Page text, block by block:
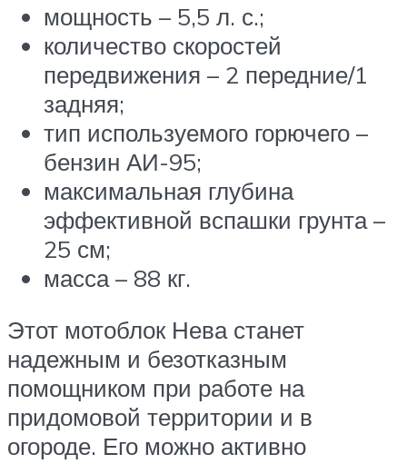
мощность – 5,5 л. с.;
количество скоростей
передвижения – 2 передние/1
задняя;
тип используемого горючего –
бензин АИ-95;
максимальная глубина
эффективной вспашки грунта –
25 см;
масса – 88 кг.
Этот мотоблок Нева станет
надежным и безотказным
помощником при работе на
придомовой территории и в
огороде. Его можно активно